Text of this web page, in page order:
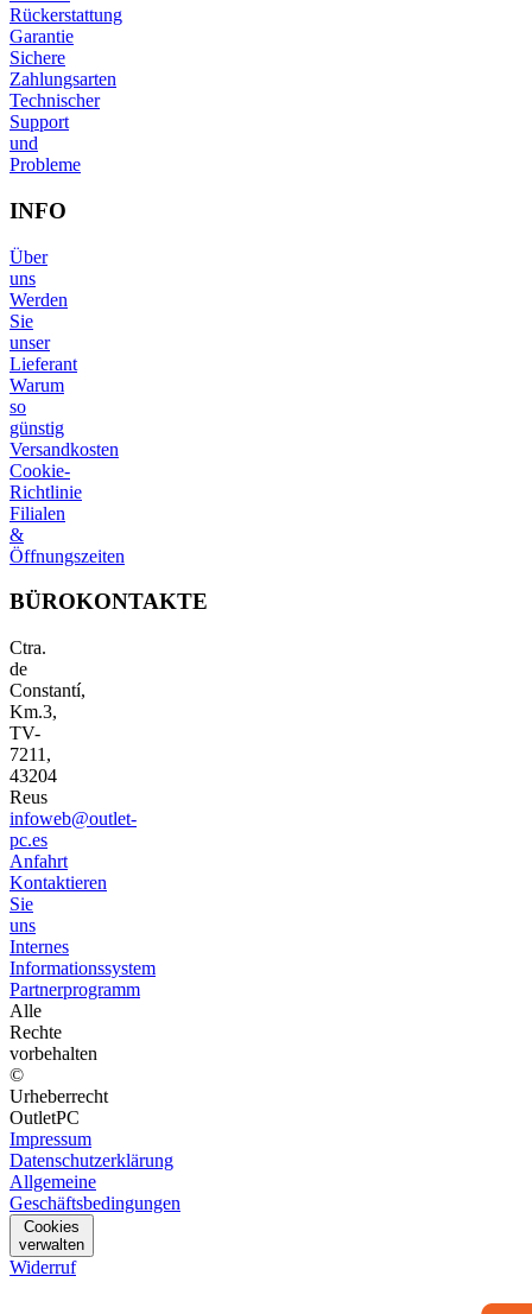
Rückerstattung
Garantie
Sichere
Zahlungsarten
Technischer
Support
und
Probleme
INFO
Über
uns
Werden
Sie
unser
Lieferant
Warum
so
günstig
Versandkosten
Cookie-
Richtlinie
Filialen
&
Öffnungszeiten
BÜROKONTAKTE
Ctra.
de
Constantí,
Km.3,
TV-
7211,
43204
Reus
infoweb@outlet-
pc.es
Anfahrt
Kontaktieren
Sie
uns
Internes
Informationssystem
Partnerprogramm
Alle
Rechte
vorbehalten
©
Urheberrecht
OutletPC
Impressum
Datenschutzerklärung
Allgemeine
Geschäftsbedingungen
Cookies
verwalten
Widerruf